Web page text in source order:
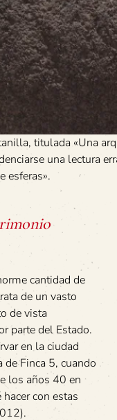
titulada «Una
una lectura
esferas».
cantidad de
de un vasto
de vista
parte del Estado.
en la ciudad
de Finca 5, cuando
los años 40 en
con estas